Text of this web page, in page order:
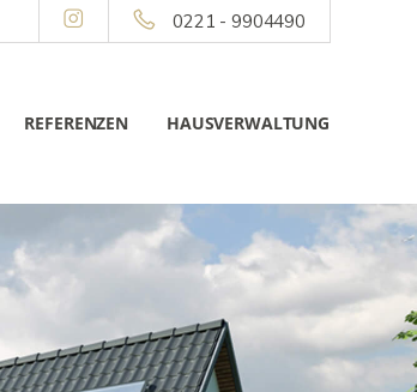
0221 - 9904490
REFERENZEN HAUSVERWALTUNG